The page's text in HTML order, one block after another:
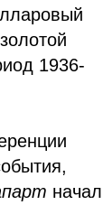
1936-
начал